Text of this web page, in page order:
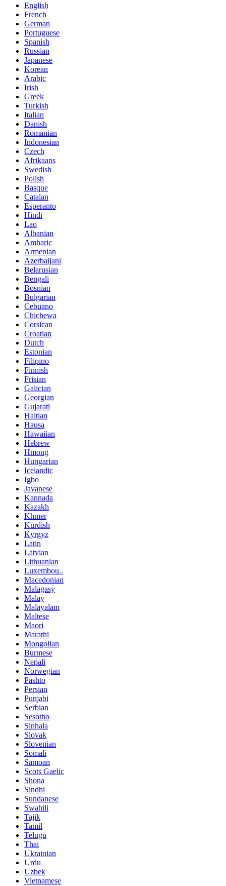
English
French
German
Portuguese
Spanish
Russian
Japanese
Korean
Arabic
Irish
Greek
Turkish
Italian
Danish
Romanian
Indonesian
Czech
Afrikaans
Swedish
Polish
Basque
Catalan
Esperanto
Hindi
Lao
Albanian
Amharic
Armenian
Azerbaijani
Belarusian
Bengali
Bosnian
Bulgarian
Cebuano
Chichewa
Corsican
Croatian
Dutch
Estonian
Filipino
Finnish
Frisian
Galician
Georgian
Gujarati
Haitian
Hausa
Hawaiian
Hebrew
Hmong
Hungarian
Icelandic
Igbo
Javanese
Kannada
Kazakh
Khmer
Kurdish
Kyrgyz
Latin
Latvian
Lithuanian
Luxembou..
Macedonian
Malagasy
Malay
Malayalam
Maltese
Maori
Marathi
Mongolian
Burmese
Nepali
Norwegian
Pashto
Persian
Punjabi
Serbian
Sesotho
Sinhala
Slovak
Slovenian
Somali
Samoan
Scots Gaelic
Shona
Sindhi
Sundanese
Swahili
Tajik
Tamil
Telugu
Thai
Ukrainian
Urdu
Uzbek
Vietnamese